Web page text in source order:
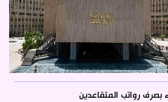
بصرف رواتب المتقاعدين